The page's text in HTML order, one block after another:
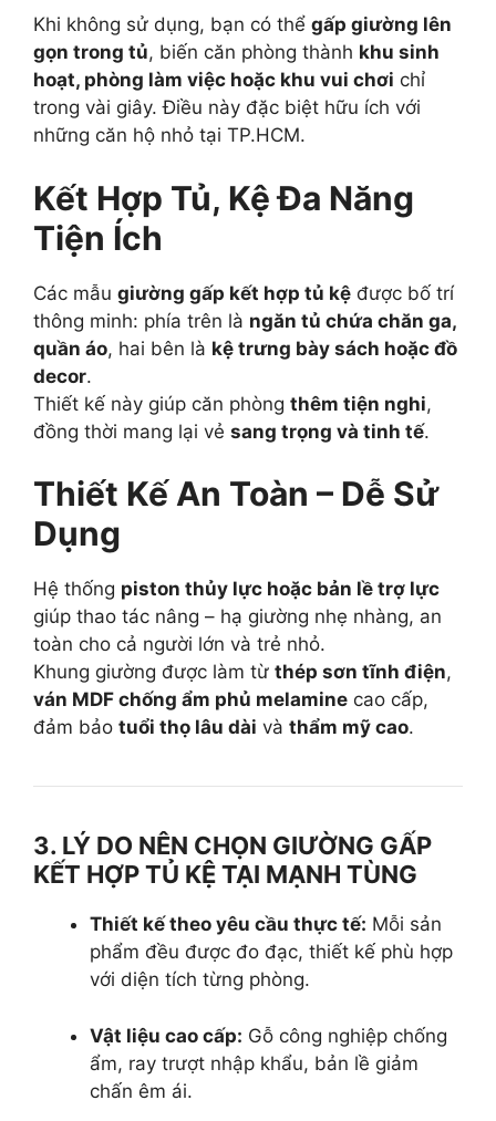
Khi không sử dụng, bạn có thể gấp giường lên
gọn trong tủ, biến căn phòng thành khu sinh
hoạt, phòng làm việc hoặc khu vui chơi chỉ
trong vài giây. Điều này đặc biệt hữu ích với
những căn hộ nhỏ tại TP.HCM.
Kết Hợp Tủ, Kệ Đa Năng
Tiện Ích
Các mẫu giường gấp kết hợp tủ kệ được bố trí
thông minh: phía trên là ngăn tủ chứa chăn ga,
quần áo, hai bên là kệ trưng bày sách hoặc đồ
decor.
Thiết kế này giúp căn phòng thêm tiện nghi,
đồng thời mang lại vẻ sang trọng và tinh tế.
Thiết Kế An Toàn – Dễ Sử
Dụng
Hệ thống piston thủy lực hoặc bản lề trợ lực
giúp thao tác nâng – hạ giường nhẹ nhàng, an
toàn cho cả người lớn và trẻ nhỏ.
Khung giường được làm từ thép sơn tĩnh điện,
ván MDF chống ẩm phủ melamine cao cấp,
đảm bảo tuổi thọ lâu dài và thẩm mỹ cao.
3. LÝ DO NÊN CHỌN GIƯỜNG GẤP
KẾT HỢP TỦ KỆ TẠI MẠNH TÙNG
Thiết kế theo yêu cầu thực tế: Mỗi sản
phẩm đều được đo đạc, thiết kế phù hợp
với diện tích từng phòng.
Vật liệu cao cấp: Gỗ công nghiệp chống
ẩm, ray trượt nhập khẩu, bản lề giảm
chấn êm ái.